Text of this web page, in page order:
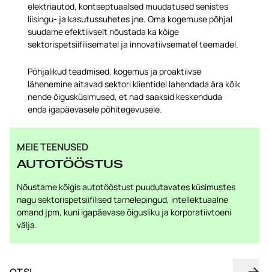
elektriautod, kontseptuaalsed muudatused senistes
liisingu- ja kasutussuhetes jne. Oma kogemuse põhjal
suudame efektiivselt nõustada ka kõige
sektorispetsiifilisematel ja innovatiivsematel teemadel.
Põhjalikud teadmised, kogemus ja proaktiivse
lähenemine aitavad sektori klientidel lahendada ära kõik
nende õigusküsimused, et nad saaksid keskenduda
enda igapäevasele põhitegevusele.
MEIE TEENUSED
AUTOTÖÖSTUS
Nõustame kõigis autotööstust puudutavates küsimustes
nagu sektorispetsiifilised tarnelepingud, intellektuaalne
omand jpm, kuni igapäevase õigusliku ja korporatiivtoeni
välja.